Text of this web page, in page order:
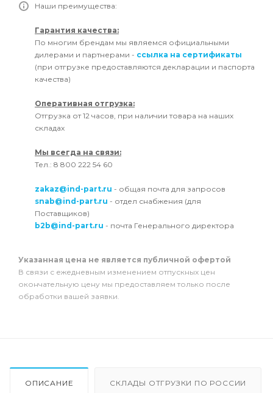
Наши преимущества:
Гарантия качества:
По многим брендам мы являемся официальными
дилерами и партнерами - ссылка на сертификаты
(при отгрузке предоставляются декларации и паспорта
качества)
Оперативная отгрузка:
Отгрузка от 12 часов, при наличии товара на наших
складах
Мы всегда на связи:
Тел.: 8 800 222 54 60
zakaz@ind-part.ru - общая почта для запросов
snab@ind-part.ru - отдел снабжения (для
Поставщиков)
b2b@ind-part.ru - почта Генерального директора
Указанная цена не является публичной офертой
В связи с ежедневным изменением отпускных цен
окончательную цену мы предоставляем только после
обработки вашей заявки.
ОПИСАНИЕ СКЛАДЫ ОТГРУЗКИ ПО РОССИИ